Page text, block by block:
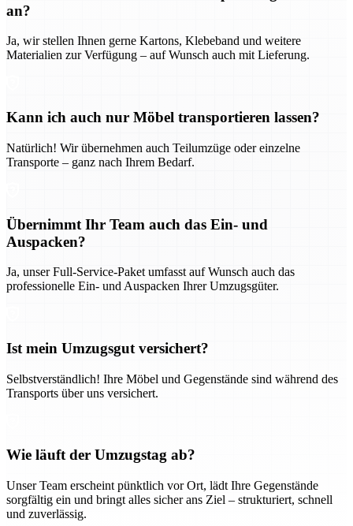
an?
Ja, wir stellen Ihnen gerne Kartons, Klebeband und weitere
Materialien zur Verfügung – auf Wunsch auch mit Lieferung.
Kann ich auch nur Möbel transportieren lassen?
Natürlich! Wir übernehmen auch Teilumzüge oder einzelne
Transporte – ganz nach Ihrem Bedarf.
Übernimmt Ihr Team auch das Ein- und
Auspacken?
Ja, unser Full-Service-Paket umfasst auf Wunsch auch das
professionelle Ein- und Auspacken Ihrer Umzugsgüter.
Ist mein Umzugsgut versichert?
Selbstverständlich! Ihre Möbel und Gegenstände sind während des
Transports über uns versichert.
Wie läuft der Umzugstag ab?
Unser Team erscheint pünktlich vor Ort, lädt Ihre Gegenstände
sorgfältig ein und bringt alles sicher ans Ziel – strukturiert, schnell
und zuverlässig.